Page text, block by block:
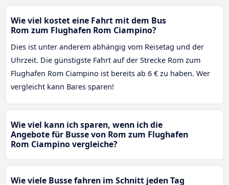
Wie viel kostet eine Fahrt mit dem Bus
Rom zum Flughafen Rom Ciampino?
Dies ist unter anderem abhängig vom Reisetag und der
Uhrzeit. Die günstigste Fahrt auf der Strecke Rom zum
Flughafen Rom Ciampino ist bereits ab 6 € zu haben. Wer
vergleicht kann Bares sparen!
Wie viel kann ich sparen, wenn ich die
Angebote für Busse von Rom zum Flughafen
Rom Ciampino vergleiche?
Wie viele Busse fahren im Schnitt jeden Tag